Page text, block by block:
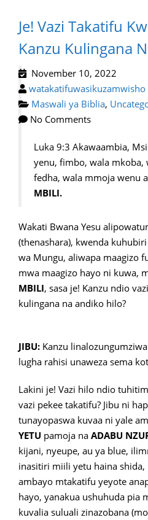
Je! Vazi Takatifu
Kanzu Kulingana
November 10, 2022
watakatifuwasikuzamwisho
Maswali ya Biblia,
No Comments
Luka 9:3 Akawaambia,
yenu, fimbo, wala mkoba,
fedha, wala mmoja wenu
MBILI.
Wakati Bwana Yesu
(thenashara), kwenda
wa Mungu, aliwapa maagizo
mwa maagizo hayo ni kuwa,
MBILI, sasa je! Kanzu ndio
kulingana na andiko hilo?
JIBU: Kanzu
lugha rahisi unaweza sema
Lakini je! Vazi hilo ndio
vazi pekee takatifu? Jibu ni
tunayopaswa kuvaa ni yale
YETU pamoja na ADABU
kijani, nyeupe, au ya blue,
inasitiri miili yetu haina shida,
ambayo mtakatifu yeyote
hayo, yanakua ushuhuda pia
kuvalia suluali zinazobana